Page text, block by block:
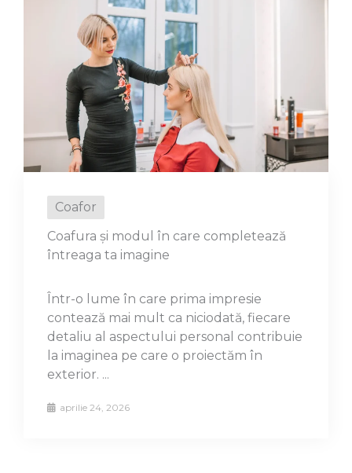
Coafor
Coafura și modul în care completează
întreaga ta imagine
Într-o lume în care prima impresie
contează mai mult ca niciodată, fiecare
detaliu al aspectului personal contribuie
la imaginea pe care o proiectăm în
exterior. ...
aprilie 24, 2026